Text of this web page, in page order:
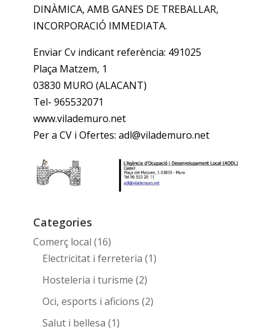
DINÀMICA, AMB GANES DE TREBALLAR,
INCORPORACIÓ IMMEDIATA.
Enviar Cv indicant referència: 491025
Plaça Matzem, 1
03830 MURO (ALACANT)
Tel- 965532071
www.vilademuro.net
Per a CV i Ofertes: adl@vilademuro.net
Categories
Comerç local (16)
Electricitat i ferreteria (1)
Hosteleria i turisme (2)
Oci, esports i aficions (2)
Salut i bellesa (1)